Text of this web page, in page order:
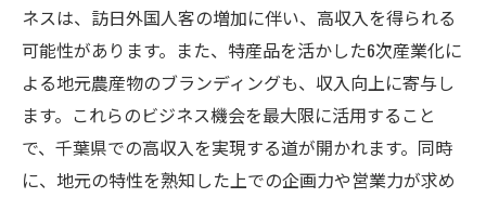
ネスは、訪日外国人客の増加に伴い、高収入を得られる
可能性があります。また、特産品を活かした6次産業化に
よる地元農産物のブランディングも、収入向上に寄与し
ます。これらのビジネス機会を最大限に活用すること
で、千葉県での高収入を実現する道が開かれます。同時
に、地元の特性を熟知した上での企画力や営業力が求め